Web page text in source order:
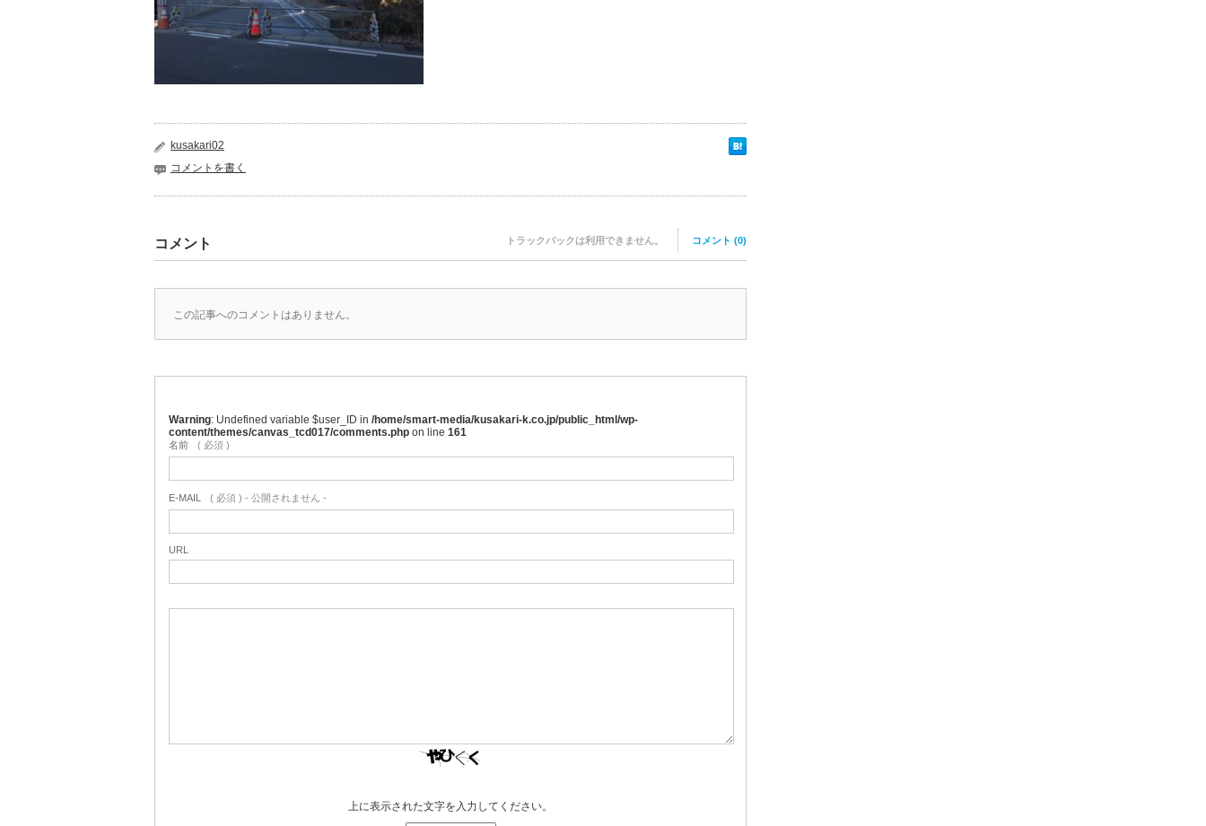
kusakari02
コメントを書く
コメント トラックバックは利用できません。 コメント (0)
この記事へのコメントはありません。
Warning : Undefined variable $user_ID in /home/smart-media/kusakari-k.co.jp/public_html/wp-
content/themes/canvas_tcd017/comments.php on line 161
名前 ( 必須 )
E-MAIL ( 必須 ) - 公開されません -
URL
上に表示された文字を入力してください。